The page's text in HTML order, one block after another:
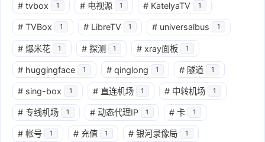
# tvbox 1 # 电视源 1 # KatelyaTV 1
# TVBox 1 # LibreTV 1 # universalbus 1
# 爆米花 1 # 探测 1 # xray面板 1
# huggingface 1 # qinglong 1 # 隧道 1
# sing-box 1 # 直连机场 1 # 中转机场 1
# 专线机场 1 # 动态代理IP 1 # 卡 1
# 帐号 1 # 充值 1 # 银河录像局 1